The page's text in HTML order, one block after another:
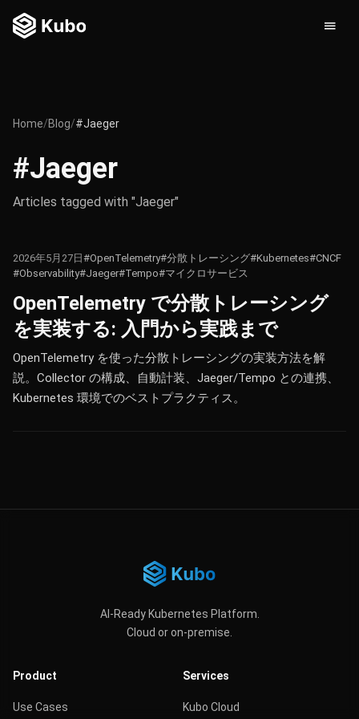
Home/Blog/#Jaeger
#Jaeger
Articles tagged with "Jaeger"
2026年5月27日 #OpenTelemetry#分散トレーシング#Kubernetes#CNCF
#Observability#Jaeger#Tempo#マイクロサービス
OpenTelemetry で分散トレーシング
を実装する: 入門から実践まで
OpenTelemetry を使った分散トレーシングの実装方法を解
説。Collector の構成、自動計装、Jaeger/Tempo との連携、
Kubernetes 環境でのベストプラクティス。
AI-Ready Kubernetes Platform.
Cloud or on-premise.
Product
Use Cases
Services
Kubo Cloud